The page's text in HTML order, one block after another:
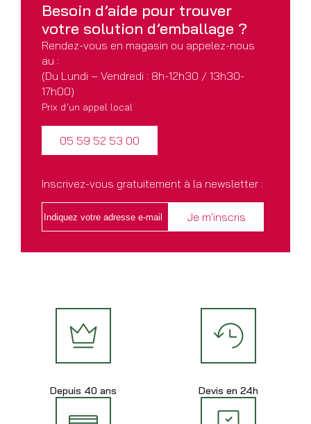
Besoin d’aide pour trouver
votre solution d’emballage ?
Rendez-vous en magasin ou appelez-nous
au :
(Du Lundi – Vendredi : 8h-12h30 / 13h30-
17h00)
Prix d’un appel local
05 59 52 53 00
Inscrivez-vous gratuitement à la newsletter :
Depuis 40 ans Devis en 24h